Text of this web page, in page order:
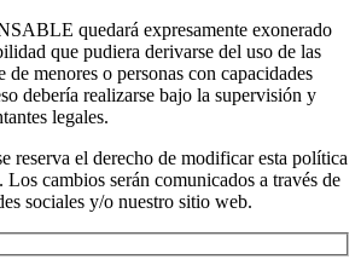
quedará expresamente exonerado
que pudiera derivarse del uso de las
de menores o personas con capacidades
debería realizarse bajo la supervisión y
legales.
el derecho de modificar esta política
cambios serán comunicados a través de
sociales y/o nuestro sitio web.